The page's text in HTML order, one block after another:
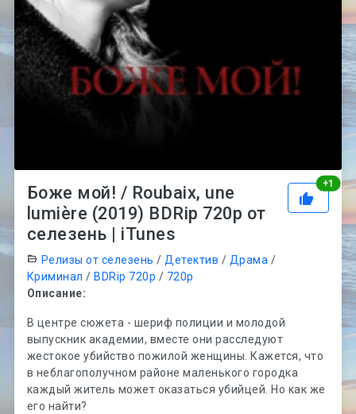
+1
Боже мой! / Roubaix, une
lumière (2019) BDRip 720p от
селезень | iTunes
Релизы от селезень / Детектив / Драма /
Криминал / BDRip 720p / 720p
Описание:
В центре сюжета - шериф полиции и молодой
выпускник академии, вместе они расследуют
жестокое убийство пожилой женщины. Кажется, что
в неблагополучном районе маленького городка
каждый житель может оказаться убийцей. Но как же
его найти?